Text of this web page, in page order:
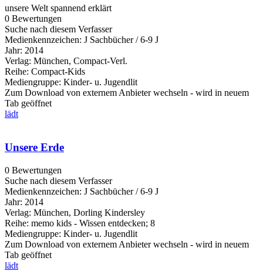
unsere Welt spannend erklärt
0 Bewertungen
Suche nach diesem Verfasser
Medienkennzeichen: J Sachbücher / 6-9 J
Jahr: 2014
Verlag: München, Compact-Verl.
Reihe: Compact-Kids
Mediengruppe: Kinder- u. Jugendlit
Zum Download von externem Anbieter wechseln - wird in neuem
Tab geöffnet
lädt
Unsere Erde
0 Bewertungen
Suche nach diesem Verfasser
Medienkennzeichen: J Sachbücher / 6-9 J
Jahr: 2014
Verlag: München, Dorling Kindersley
Reihe: memo kids - Wissen entdecken; 8
Mediengruppe: Kinder- u. Jugendlit
Zum Download von externem Anbieter wechseln - wird in neuem
Tab geöffnet
lädt